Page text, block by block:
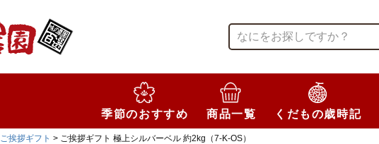
検索
季節のおすすめ 商品一覧 くだもの歳時記
ご挨拶ギフト ご挨拶ギフト 極上シルバーベル 約2kg（7-K-OS）